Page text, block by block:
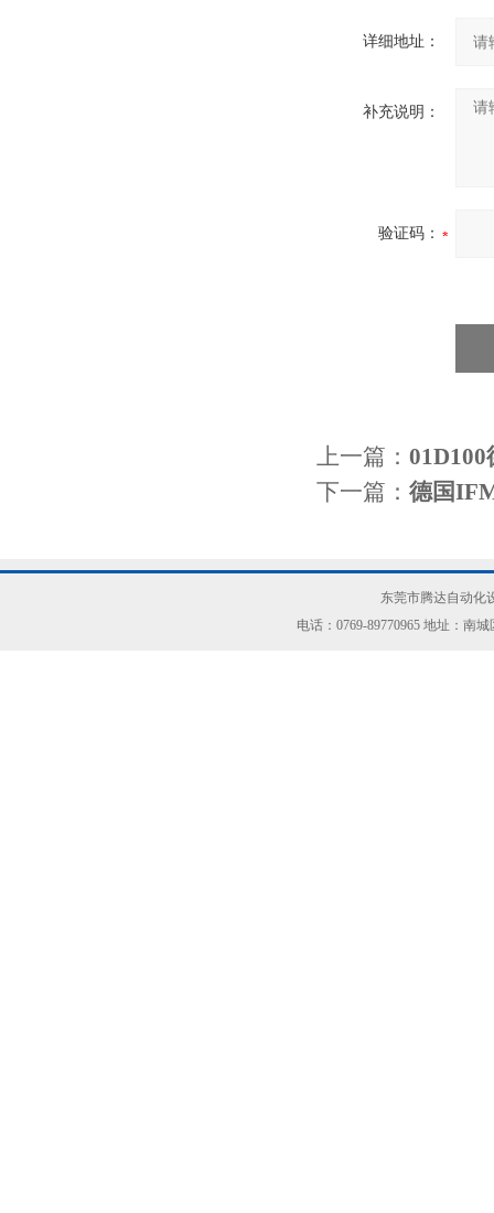
详细地址：
补充说明：
验证码：
上一篇：
下一篇： 德国
东莞市腾达自动化
电话：0769-89770965 地址：南